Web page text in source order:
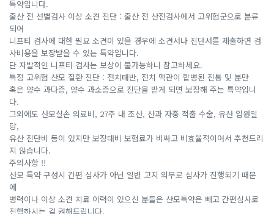
특약입니다.
출산 전 선별검사 이상 소견 진단 : 출산 전 산전검사에서 고위험군으로 분류
되어
니프티 검사에 대한 필요 소견이 있을 경우에 소견서나 진단서를 제출하면 검
사비용을 보장받을 수 있는 특약입니다.
단 자발적인 니프티 검사는 보상이 불가능하니 참고하세요.
특정 고위험 산모 질환 진단 : 전치태반, 전치 맥관이 합병된 진통 및 분만
혹은 양수 과다증, 양수 과소증으로 진단을 받게 되면 보장해 주는 특약입니
다.
그외에도 산모실손 의료비, 27주 내 조산, 산과 자중 적출 수술, 유산 입원일
당,
유산 진단비 등이 있지만 보장대비 보험료가 비싸고 비효율적이어서 추천드리
지 않습니다.
주의사항 !!
산모 특약 구성시 간편 심사가 아닌 일반 고지 의무로 심사가 진행되기 때문
에
병력이나 이상 소견 치료 이력이 있으신 분들은 산모특약은 빼고 간편심사로
진행하시는 걸 권해드립니다.